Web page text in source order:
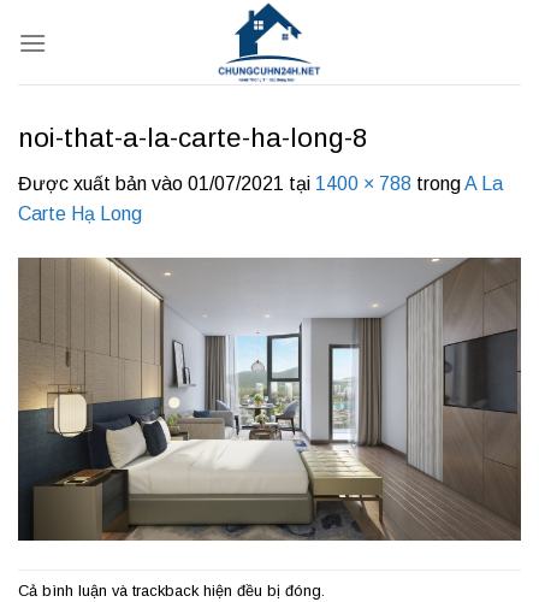
qua
noi-that-a-la-carte-ha-long-8
Được xuất bản vào 01/07/2021 tại 1400 × 788 trongA La
Carte Hạ Long
Cả bình luận và trackback hiện đều bị đóng.